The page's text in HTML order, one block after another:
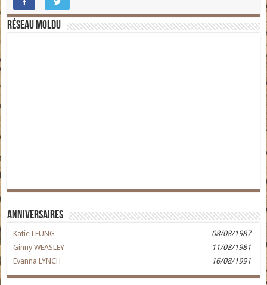
Réseau moldu
Anniversaires
Katie LEUNG
08/08/1987
Ginny WEASLEY
11/08/1981
Evanna LYNCH
16/08/1991